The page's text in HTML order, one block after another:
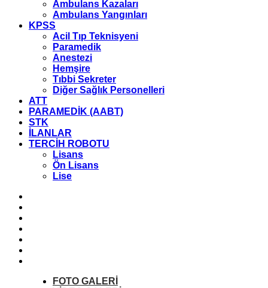
Ambulans Kazaları
Ambulans Yangınları
KPSS
Acil Tıp Teknisyeni
Paramedik
Anestezi
Hemşire
Tıbbi Sekreter
Diğer Sağlık Personelleri
ATT
PARAMEDİK (AABT)
STK
İLANLAR
TERCİH ROBOTU
Lisans
Ön Lisans
Lise
FOTO GALERİ